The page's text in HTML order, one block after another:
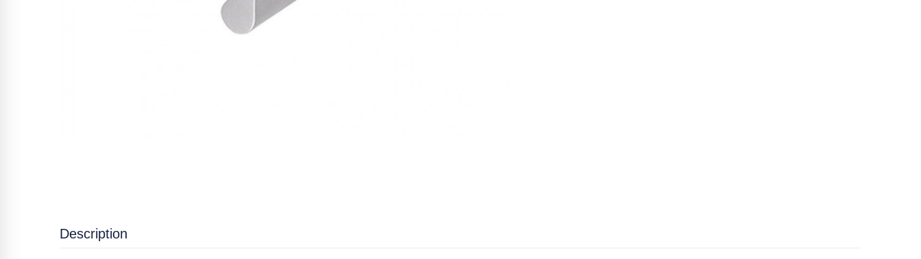
Description